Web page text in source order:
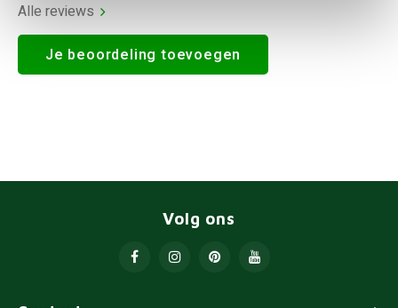
Alle reviews
Je beoordeling toevoegen
Volg ons